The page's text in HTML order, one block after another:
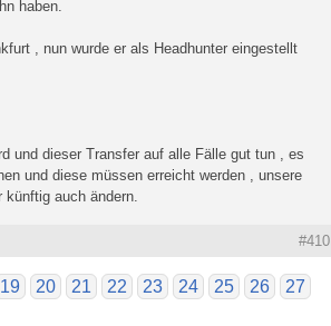
haben.
, nun wurde er als Headhunter eingestellt
und dieser Transfer auf alle Fälle gut tun , es
und diese müssen erreicht werden , unsere
auch ändern.
#410
19 20 21 22 23 24 25 26
27